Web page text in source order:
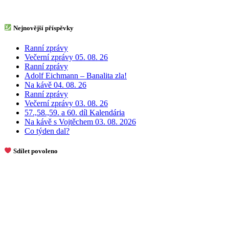
Nejnovější příspěvky
Ranní zprávy
Večerní zprávy 05. 08. 26
Ranní zprávy
Adolf Eichmann – Banalita zla!
Na kávě 04. 08. 26
Ranní zprávy
Večerní zprávy 03. 08. 26
57.,58.,59. a 60. díl Kalendária
Na kávě s Vojtěchem 03. 08. 2026
Co týden dal?
Sdílet povoleno